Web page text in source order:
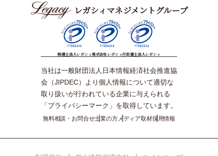
レガシィマネジメントグループ
税理士法人レガシィ株式会社レガシィ行政書士法人レガシィ
当社は一般財団法人日本情報経済社会推進協
会（JIPDEC）より個人情報について適切な
取り扱いが行われている企業に与えられる
「プライバシーマーク」を取得しています。
無料相談・お問合せ士業の方メディア取材採用情報